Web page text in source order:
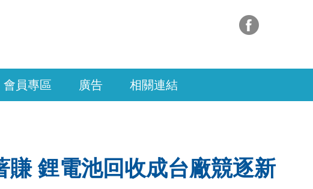
會員專區 廣告 相關連結
賺 鋰電池回收成台廠競逐新